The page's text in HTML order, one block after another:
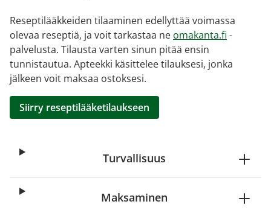
Reseptilääkkeiden tilaaminen edellyttää voimassa
olevaa reseptiä, ja voit tarkastaa ne omakanta.fi -
palvelusta. Tilausta varten sinun pitää ensin
tunnistautua. Apteekki käsittelee tilauksesi, jonka
jälkeen voit maksaa ostoksesi.
Siirry reseptilääketilaukseen
Turvallisuus
Maksaminen